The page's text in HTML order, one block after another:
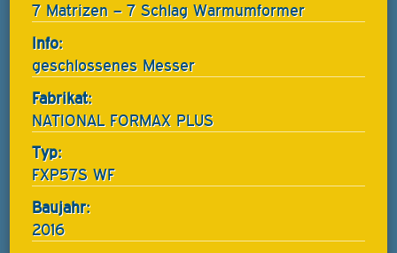
7 Matrizen – 7 Schlag Warmumformer
Info:
geschlossenes Messer
Fabrikat:
NATIONAL FORMAX PLUS
Typ:
FXP57S WF
Baujahr:
2016